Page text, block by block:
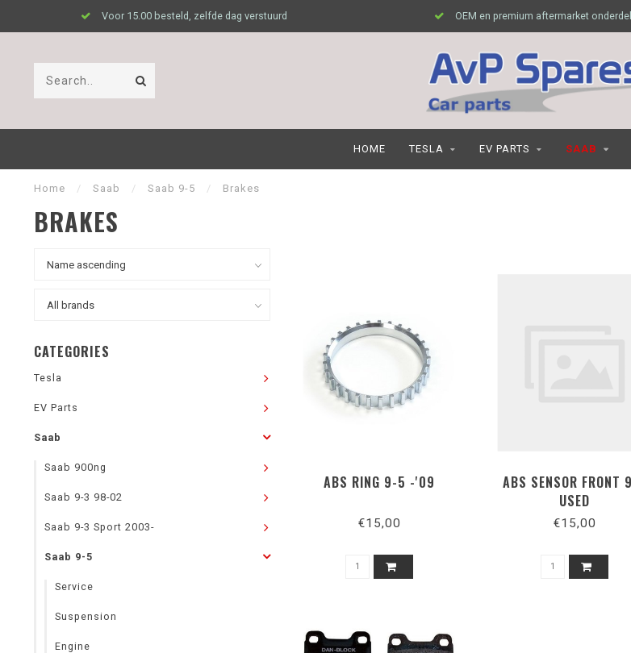
Voor 15.00 besteld, zelfde dag verstuurd OEM en premium aftermarket
HOME TESLA EV PARTS SAAB
Home / Saab / Saab 9-5 / Brakes
BRAKES
CATEGORIES
Tesla
EV Parts
Saab
Saab 900ng
Saab 9-3 98-02
Saab 9-3 Sport 2003-
Saab 9-5
Service
Suspension
Engine
ABS RING 9-5 -'09
€15,00
ABS SENSOR FRONT
USED
€15,00